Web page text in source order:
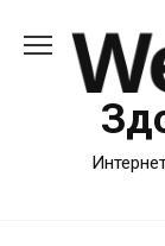
содержанию